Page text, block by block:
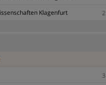
Klagenfurt
2
3